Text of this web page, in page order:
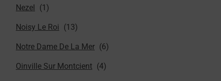
Nezel
Noisy Le Roi
Notre Dame De La Mer
Oinville Sur Montcient